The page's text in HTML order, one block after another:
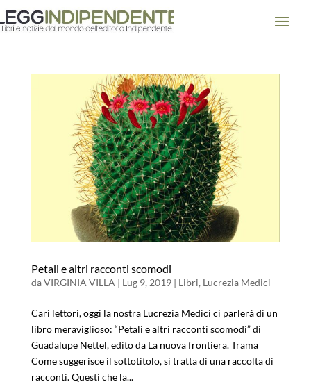
Petali e altri racconti scomodi
daVIRGINIA VILLA | Lug 9, 2019| Libri, Lucrezia Medici
Cari lettori, oggi la nostra Lucrezia Medici ci parlerà di un
libro meraviglioso: “Petali e altri racconti scomodi” di
Guadalupe Nettel, edito da La nuova frontiera. Trama
Come suggerisce il sottotitolo, si tratta di una raccolta di
racconti. Questi che la...